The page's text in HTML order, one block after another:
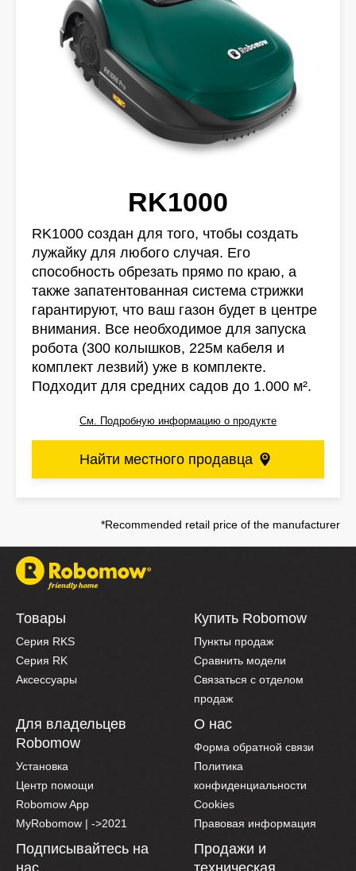
RK1000
RK1000 создан для того, чтобы создать
лужайку для любого случая. Его
способность обрезать прямо по краю, а
также запатентованная система стрижки
гарантируют, что ваш газон будет в центре
внимания. Все необходимое для запуска
робота (300 колышков, 225м кабеля и
комплект лезвий) уже в комплекте.
Подходит для средних садов до 1.000 м².
См. Подробную информацию о продукте
Найти местного продавца
*Recommended retail price of the manufacturer
Товары
Серия RKS
Серия RK
Аксессуары
Купить Robomow
Пункты продаж
Сравнить модели
Связаться с отделом
продаж
Для владельцев
Robomow
Установка
Центр помощи
Robomow App
MyRobomow | ->2021
О нас
Форма обратной связи
Политика
конфиденциальности
Cookies
Правовая информация
Подписывайтесь на
нас
Продажи и
техническая